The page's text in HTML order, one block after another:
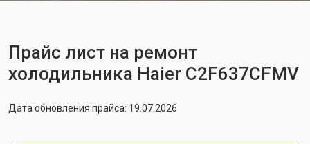
Прайс лист на ремонт
холодильника Haier C2F637CFMV
Дата обновления прайса: 19.07.2026